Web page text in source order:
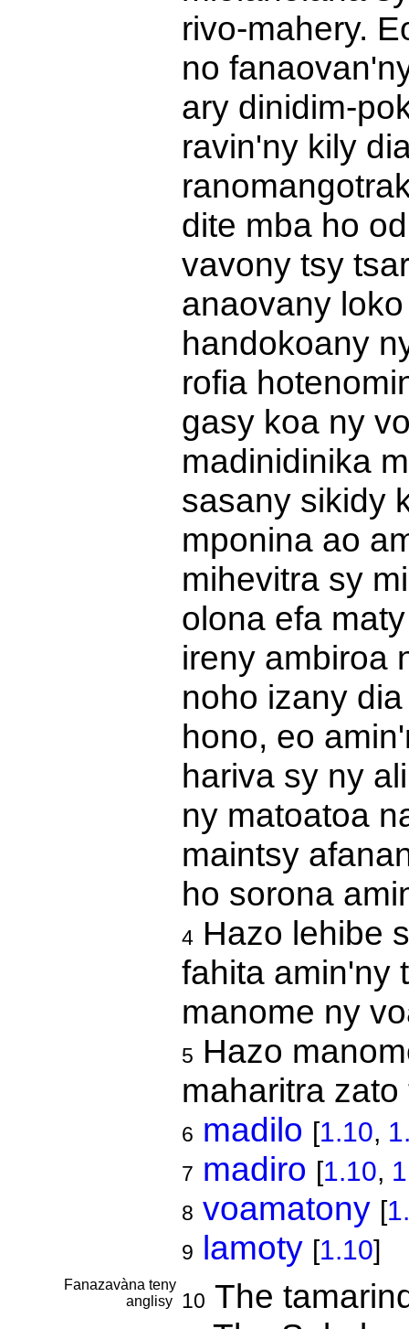
rivo-mahery.
no
ary dinidim-
ravin'ny kily
dite mba ho
vavony tsy
anaovany
handokoany
rofia
gasy koa ny
madinidinika
sasany sikidy
mponina ao
mihevitra sy
olona efa
ireny ambiroa
noho izany
hono, eo
hariva sy ny
ny matoatoa
maintsy
ho sorona
4Hazo lehibe
fahita amin'ny
manome ny
5 Hazo
maharitra
6 madilo [1.10,
7 madiro [1.10,
8 voamatony [
9 lamoty [1.10]
Fanazavàna teny
anglisy
10 The